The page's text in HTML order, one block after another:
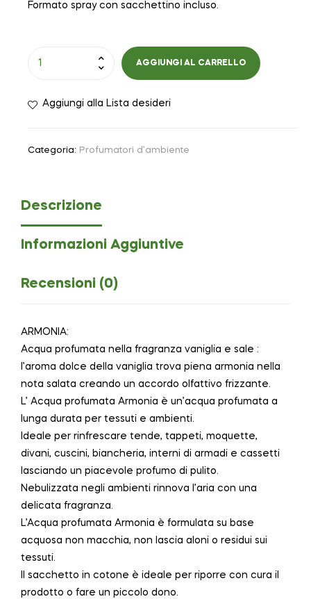
Formato spray con sacchettino incluso.
AGGIUNGI AL CARRELLO
Aggiungi alla Lista desideri
Categoria: Profumatori d’ambiente
Descrizione
Informazioni Aggiuntive
Recensioni (0)
ARMONIA:
Acqua profumata nella fragranza vaniglia e sale :
l’aroma dolce della vaniglia trova piena armonia nella
nota salata creando un accordo olfattivo frizzante.
L’ Acqua profumata Armonia è un’acqua profumata a
lunga durata per tessuti e ambienti.
Ideale per rinfrescare tende, tappeti, moquette,
divani, cuscini, biancheria, interni di armadi e cassetti
lasciando un piacevole profumo di pulito.
Nebulizzata negli ambienti rinnova l’aria con una
delicata fragranza.
L’Acqua profumata Armonia è formulata su base
acquosa non macchia, non lascia aloni o residui sui
tessuti.
Il sacchetto in cotone è ideale per riporre con cura il
prodotto o fare un piccolo dono.